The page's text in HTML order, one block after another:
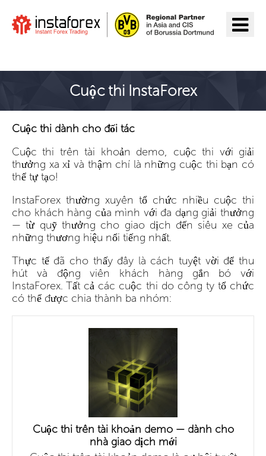
Cuộc thi InstaForex
Cuộc thi dành cho đối tác
Cuộc thi trên tài khoản demo, cuộc thi với giải
thưởng xa xỉ và thậm chí là những cuộc thi bạn có
thể tự tạo!
InstaForex thường xuyên tổ chức nhiều cuộc thi
cho khách hàng của mình với đa dạng giải thưởng
— từ quỹ thưởng cho giao dịch đến siêu xe của
những thương hiệu nổi tiếng nhất.
Thực tế đã cho thấy đây là cách tuyệt vời để thu
hút và động viên khách hàng gắn bó với
InstaForex. Tất cả các cuộc thi do công ty tổ chức
có thể được chia thành ba nhóm:
Cuộc thi trên tài khoản demo — dành cho
nhà giao dịch mới